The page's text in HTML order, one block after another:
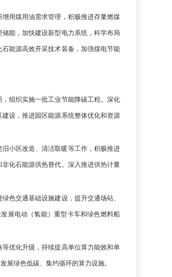
用煤用油需求管理，积极推进存量燃煤
能，加快建设新型电力系统，科学布局
能源高效开采技术装备，加强煤电节能
组织实施一批工业节能降碳工程。深化
设，推进园区能源系统整体优化和资源
小区改造、清洁取暖等工作，积极推进
化石能源供热替代。深入推进供热计量
色交通基础设施建设，提升交通场站、
展电动（氢能）重型卡车和绿色燃料船
优化升级，持续提高单位算力能效和单
展绿色低碳、集约循环的算力设施。